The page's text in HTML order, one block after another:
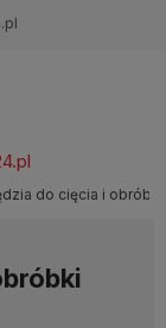
do cięcia i obróbki